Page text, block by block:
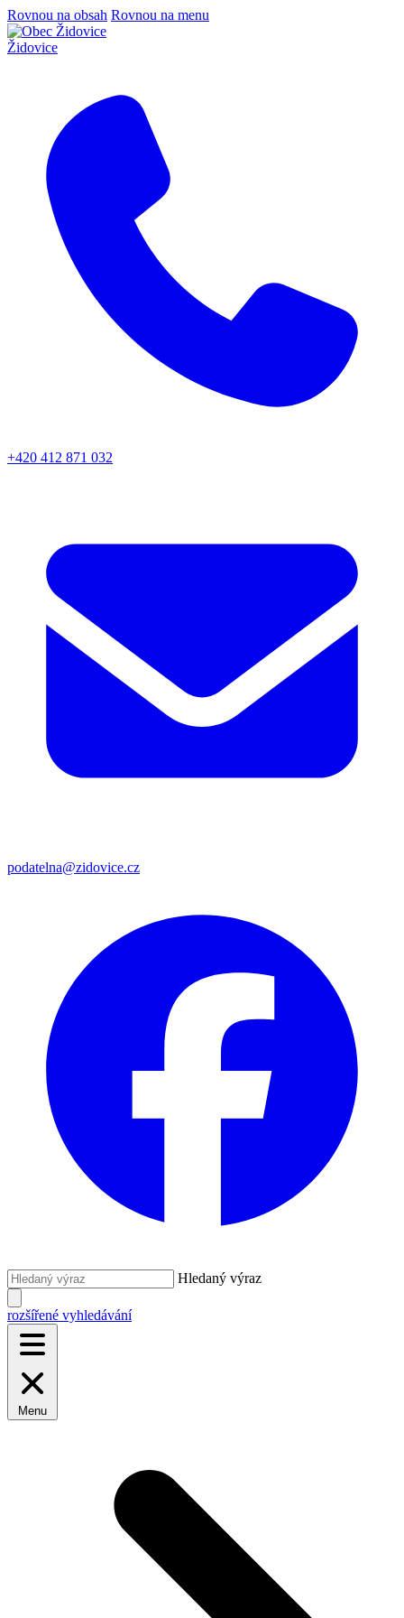
Rovnou na obsah Rovnou na menu
Židovice
+420 412 871 032
podatelna@zidovice.cz
Hledaný výraz
rozšířené vyhledávání
Menu